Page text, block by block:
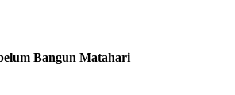
gemilang. Pada beberapa karya,
Wahyu. Baik Maria Regina
Bangun Matahari